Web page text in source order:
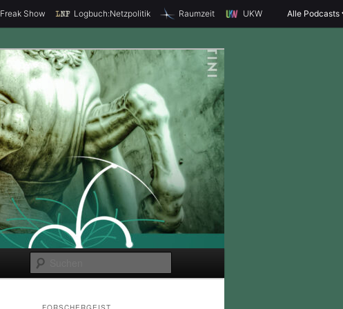
Freak Show Logbuch:Netzpolitik Raumzeit UKW Alle Podcasts
u